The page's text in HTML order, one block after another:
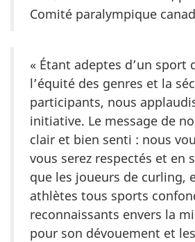
Comité paralympique
« Étant adeptes d’un sport
l’équité des genres et la
participants, nous
initiative. Le message de
clair et bien senti : nous
vous serez respectés et en
que les joueurs de curling,
athlètes tous sports
reconnaissants envers la
pour son dévouement et